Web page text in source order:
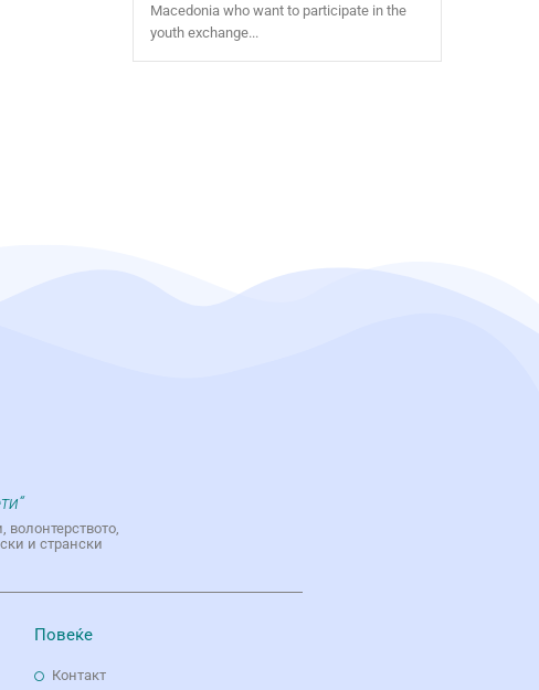
Macedonia who want to participate in the
youth exchange...
и странски
Повеќе
Контакт